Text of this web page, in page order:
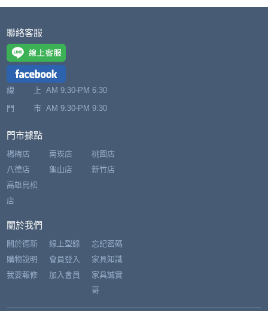
聯絡客服
線 上 AM 9:30-PM 6:30
門 市 AM 9:30-PM 9:30
門市據點
楊梅店
八德店
南崁店
龜山店
桃園店
新竹店
高雄鳥松
店
關於我們
關於德新
購物說明
我要報修
線上型錄
會員登入
加入會員
忘記密碼
家具知識
家具誠實
哥